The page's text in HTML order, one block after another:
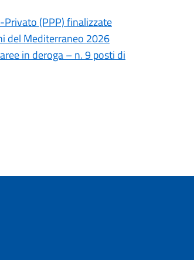
(PPP) finalizzate
del Mediterraneo 2026
in deroga – n. 9 posti di